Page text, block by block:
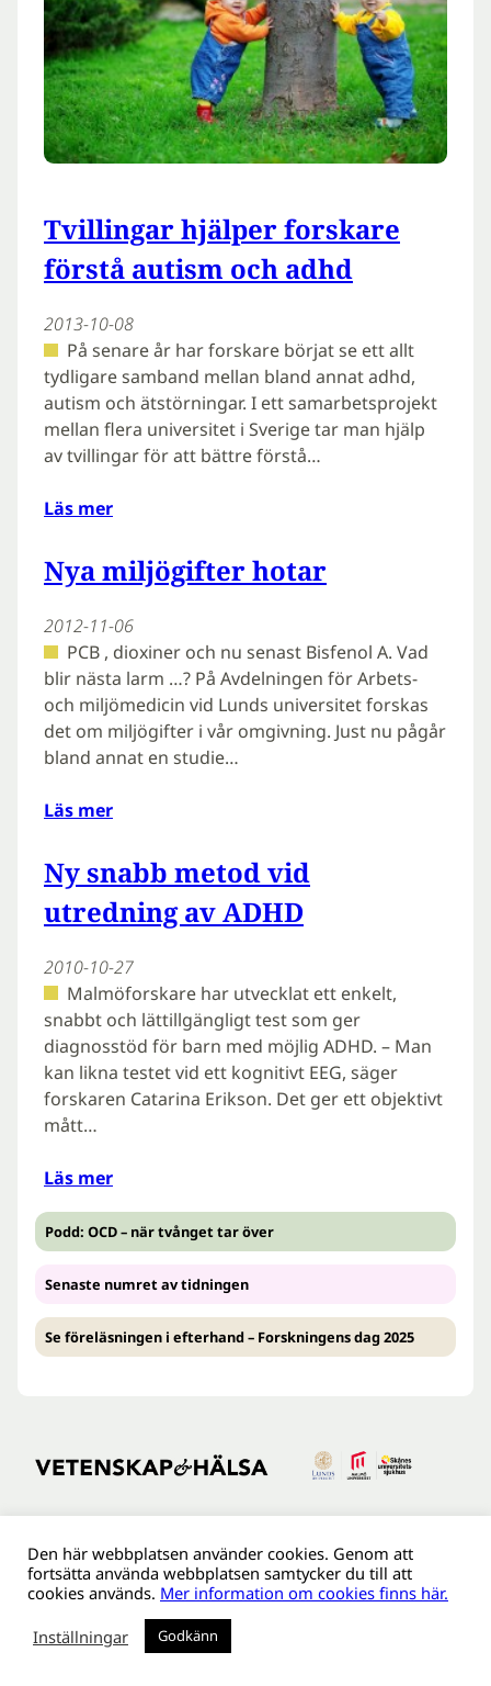
Tvillingar hjälper forskare
förstå autism och adhd
2013-10-08
På senare år har forskare börjat se ett allt
tydligare samband mellan bland annat adhd,
autism och ätstörningar. I ett samarbetsprojekt
mellan flera universitet i Sverige tar man hjälp
av tvillingar för att bättre förstå…
Läs mer
Nya miljögifter hotar
2012-11-06
PCB , dioxiner och nu senast Bisfenol A. Vad
blir nästa larm …? På Avdelningen för Arbets-
och miljömedicin vid Lunds universitet forskas
det om miljögifter i vår omgivning. Just nu pågår
bland annat en studie…
Läs mer
Ny snabb metod vid
utredning av ADHD
2010-10-27
Malmöforskare har utvecklat ett enkelt,
snabbt och lättillgängligt test som ger
diagnosstöd för barn med möjlig ADHD. – Man
kan likna testet vid ett kognitivt EEG, säger
forskaren Catarina Erikson. Det ger ett objektivt
mått…
Läs mer
Podd: OCD – när tvånget tar över
Senaste numret av tidningen
Se föreläsningen i efterhand – Forskningens dag 2025
Tillgänglighetsredogöreldse
Om webbplatsen
Behandling av personuppgifter
Den här webbplatsen använder cookies. Genom att
fortsätta använda webbplatsen samtycker du till att
cookies används. Mer information om cookies finns här.
Inställningar
Godkänn